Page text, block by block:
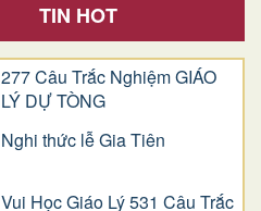
TIN HOT
277 Câu Trắc Nghiệm GIÁO
LÝ DỰ TÒNG
Nghi thức lễ Gia Tiên
Vui Học Giáo Lý 531 Câu Trắc